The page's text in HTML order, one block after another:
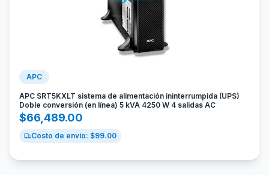
APC
APC SRT5KXLT sistema de alimentación ininterrumpida (UPS)
Doble conversión (en línea) 5 kVA 4250 W 4 salidas AC
$66,489.00
Costo de envío: $99.00